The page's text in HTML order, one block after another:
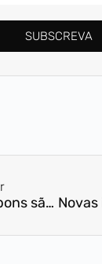
SUBSCREVA
Quão bons são os corta relva a bateria?